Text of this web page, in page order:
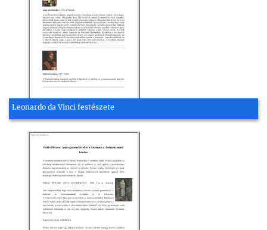
Leonardo da Vinci festészete